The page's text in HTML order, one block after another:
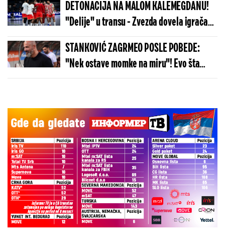
DETONACIJA NA MALOM KALEMEGDANU!
"Delije" u transu - Zvezda dovela igrača
Real Madrida!
STANKOVIĆ ZAGRMEO POSLE POBEDE:
"Nek ostave momke na miru"! Evo šta
kaže o isključenju golmana!